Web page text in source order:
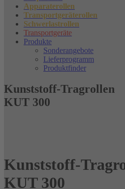
Apparaterollen
Transportgeräterollen
Schwerlastrollen
Transportgeräte
Produkte
Sonderangebote
Lieferprogramm
Produktfinder
Kunststoff-Tragrollen
KUT 300
Kunststoff-
KUT 300